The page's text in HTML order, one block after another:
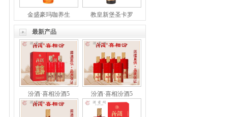
金盛豪玛咖养生 教皇新堡圣卡罗
最新产品
汾酒·喜相汾酒5 汾酒·喜相汾酒5